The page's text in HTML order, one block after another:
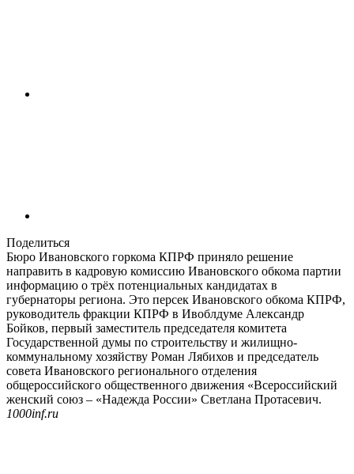
Поделиться
Бюро Ивановского горкома КПРФ приняло решение
направить в кадровую комиссию Ивановского обкома партии
информацию о трёх потенциальных кандидатах в
губернаторы региона. Это персек Ивановского обкома КПРФ,
руководитель фракции КПРФ в Ивоблдуме Александр
Бойков, первый заместитель председателя комитета
Государственной думы по строительству и жилищно-
коммунальному хозяйству Роман Лябихов и председатель
совета Ивановского регионального отделения
общероссийского общественного движения «Всероссийский
женский союз – «Надежда России» Светлана Протасевич.
1000inf.ru